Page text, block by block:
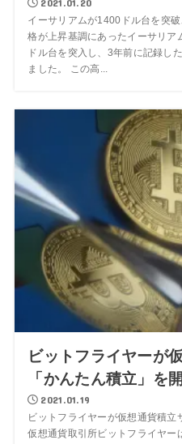
2021.01.20
イーサリアムが1400ドル台を突
格が上昇基調にあったイーサリ
ドル台を突入し、3年前に記録し
ました。 この高...
ビットフライヤーが
「かんたん積立」を
2021.01.19
ビットフライヤーが仮想通貨積
仮想通貨取引所ビットフライヤー